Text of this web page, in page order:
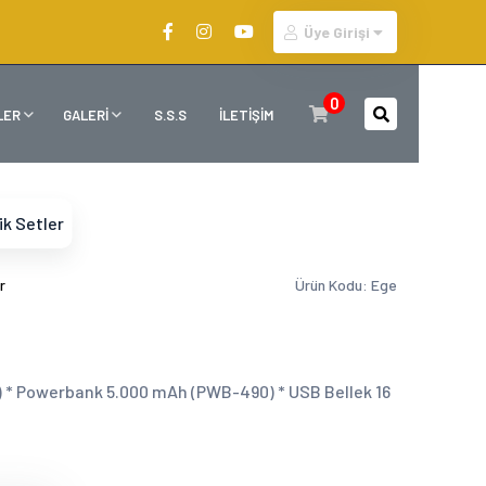
Üye Girişi
GALERİ S.S.S İLETİŞİM
0
Setler
Ürün Kodu: Ege
Powerbank 5.000 mAh (PWB-490) * USB Bellek 16